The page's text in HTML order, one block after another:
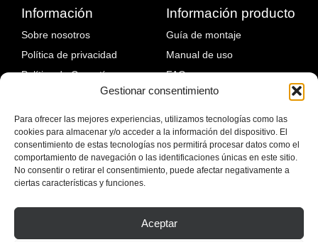
Gestionar consentimiento
Para ofrecer las mejores experiencias, utilizamos tecnologías como las
cookies para almacenar y/o acceder a la información del dispositivo. El
consentimiento de estas tecnologías nos permitirá procesar datos como el
comportamiento de navegación o las identificaciones únicas en este sitio.
No consentir o retirar el consentimiento, puede afectar negativamente a
ciertas características y funciones.
Aceptar
Información
Sobre nosotros
Política de privacidad
Política de Garantía
Política de devoluciones
Política de envíos
Blog
Información producto
Guía de montaje
Manual de uso
FAQ
Fallos comunes y solución